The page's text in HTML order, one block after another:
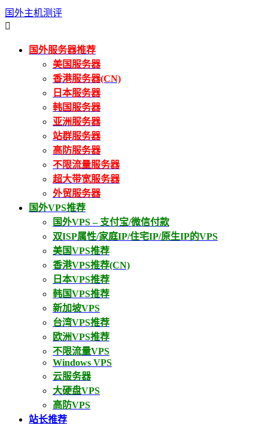
国外主机测评

国外服务器推荐
美国服务器
香港服务器(CN)
日本服务器
韩国服务器
亚洲服务器
站群服务器
高防服务器
不限流量服务器
超大带宽服务器
外贸服务器
国外VPS推荐
国外VPS – 支付宝/微信付款
双ISP属性/家庭IP/住宅IP/原生IP的VPS
美国VPS推荐
香港VPS推荐(CN)
日本VPS推荐
韩国VPS推荐
新加坡VPS
台湾VPS推荐
欧洲VPS推荐
不限流量VPS
Windows VPS
云服务器
大硬盘VPS
高防VPS
站长推荐